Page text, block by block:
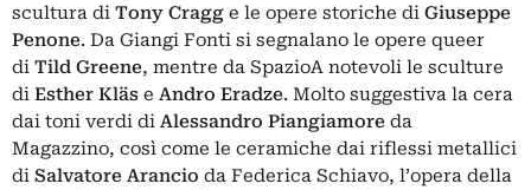
scultura di Tony Cragg e le opere storiche di Giuseppe
Penone. Da Giangi Fonti si segnalano le opere queer
di Tild Greene, mentre da SpazioA notevoli le sculture
di Esther Kläs e Andro Eradze. Molto suggestiva la cera
dai toni verdi di Alessandro Piangiamore da
Magazzino, così come le ceramiche dai riflessi metallici
di Salvatore Arancio da Federica Schiavo, l’opera della